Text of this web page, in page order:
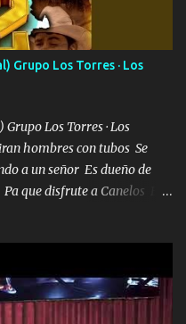
Pura GENTE DE LA RANA 🐸
TIJUANA Música Al
necesidad no porque
al andar y nunca con la
ando de enamorado
Grupo Los Torres · Los
Los Torres · Los
hombres con tubos Se
a un señor Es dueño de
que disfrute a Canelos Es
de grandes por eso hay
para atender los deberes
de confianza tengo gente